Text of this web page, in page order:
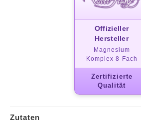
Offizieller
Hersteller
Magnesium
Komplex 8‑Fach
Zertifizierte
Qualität
Zutaten